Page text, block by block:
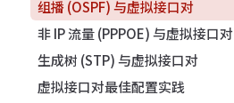
组播 (OSPF) 与虚拟接口对
非 IP 流量 (PPPOE) 与虚拟接口对
生成树 (STP) 与虚拟接口对
虚拟接口对最佳配置实践